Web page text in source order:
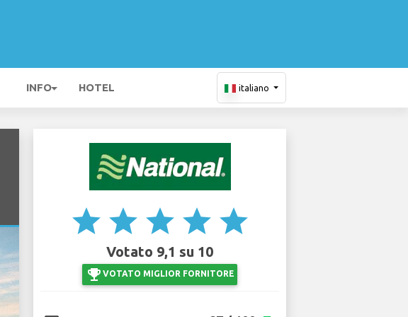
INFO HOTEL italiano
star star star star star
Votato 9,1 su 10
emoji_events VOTATO MIGLIOR FORNITORE